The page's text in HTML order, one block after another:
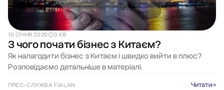
10 СІЧНЯ 2020 3 ХВ
З чого почати бізнес з Китаєм?
Як налагодити бізнес з Китаєм і швидко вийти в плюс?
Розповідаємо детальніше в матеріалі.
ПРЕС-СЛУЖБА FIALAN Читати